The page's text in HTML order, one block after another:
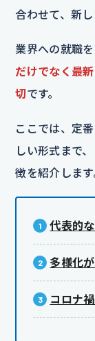
合わせて、新
業界への就職
だけでなく最
切です。
ここでは、定
しい形式まで
徴を紹介します
代表的
多様化
コロナ